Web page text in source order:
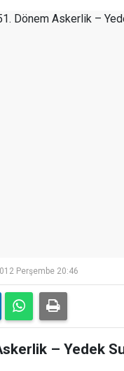
Perşembe 20:46
– Yedek